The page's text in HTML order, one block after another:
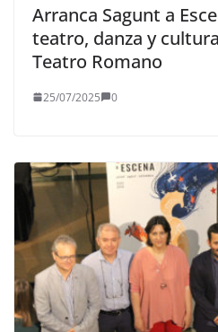
Arranca Sagunt a
teatro, danza y
Teatro Romano
25/07/2025 0